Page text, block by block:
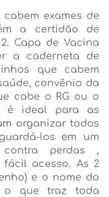
cabem exames de
a certidão de
Capa de Vacina
a caderneta de
que cabem
convênio da
cabe o RG ou o
é ideal para as
organizar todos
los em um
contra perdas ,
acesso. As 2
e o nome do
o que traz toda